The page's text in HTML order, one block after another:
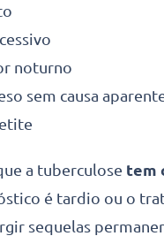
noturno
sem causa
a tuberculose tem
é tardio ou o
sequelas